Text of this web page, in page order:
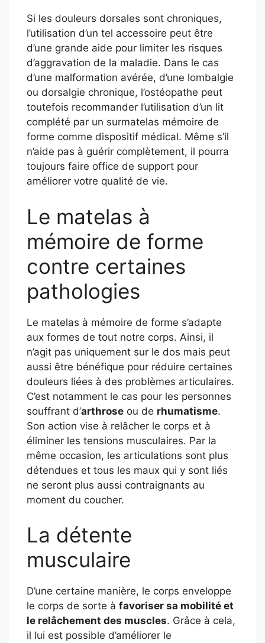
Si les douleurs dorsales sont chroniques,
l’utilisation d’un tel accessoire peut être
d’une grande aide pour limiter les risques
d’aggravation de la maladie. Dans le cas
d’une malformation avérée, d’une lombalgie
ou dorsalgie chronique, l’ostéopathe peut
toutefois recommander l’utilisation d’un lit
complété par un surmatelas mémoire de
forme comme dispositif médical. Même s’il
n’aide pas à guérir complètement, il pourra
toujours faire office de support pour
améliorer votre qualité de vie.
Le matelas à
mémoire de forme
contre certaines
pathologies
Le matelas à mémoire de forme s’adapte
aux formes de tout notre corps. Ainsi, il
n’agit pas uniquement sur le dos mais peut
aussi être bénéfique pour réduire certaines
douleurs liées à des problèmes articulaires.
C’est notamment le cas pour les personnes
souffrant d’arthrose ou de rhumatisme.
Son action vise à relâcher le corps et à
éliminer les tensions musculaires. Par la
même occasion, les articulations sont plus
détendues et tous les maux qui y sont liés
ne seront plus aussi contraignants au
moment du coucher.
La détente
musculaire
D’une certaine manière, le corps enveloppe
le corps de sorte à favoriser sa mobilité et
le relâchement des muscles. Grâce à cela,
il lui est possible d’améliorer le